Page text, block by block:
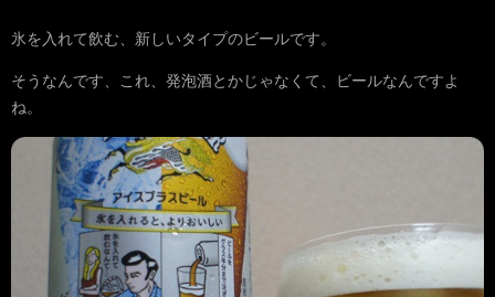
氷を入れて飲む、新しいタイプのビールです。
そうなんです、これ、発泡酒とかじゃなくて、ビールなんですよ
ね。